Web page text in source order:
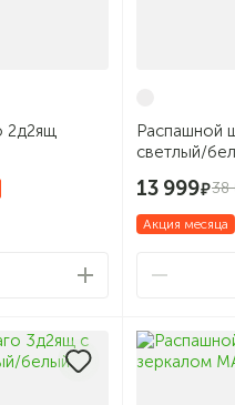
2д2ящ
Распашной
светлый/
13 999 38
Акция месяца